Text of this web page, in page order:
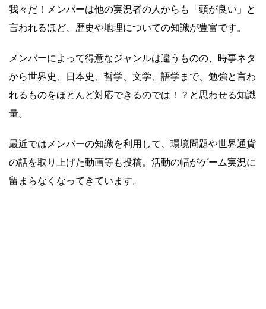
我々だ！メンバーは他の実況者の人からも「頭が良い」と
言われるほど、歴史や地理についての知識が豊富です。
メンバーによって得意なジャンルは違うものの、時事ネタ
から世界史、日本史、哲学、文学、語学まで、勉強と言わ
れるものをほとんど対応できるのでは！？と思わせる知識
量。
最近ではメンバーの知識を利用して、環境問題や世界通貨
の話を取り上げた動画等も投稿。活動の幅がゲーム実況に
留まらなくなってきています。